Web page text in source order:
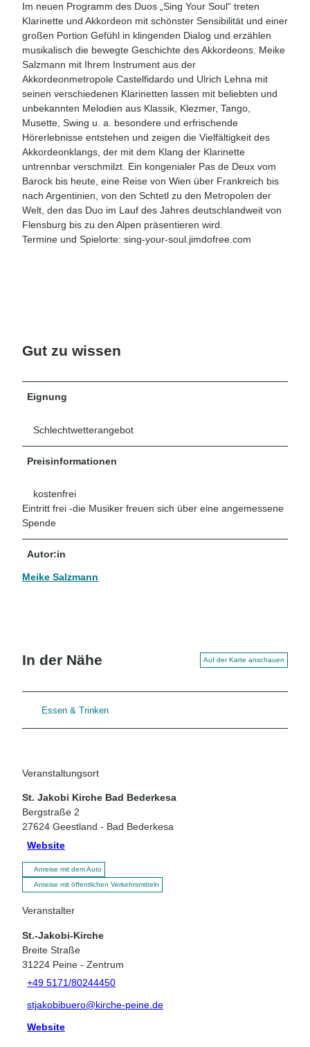
Im neuen Programm des Duos „Sing Your Soul“ treten
Klarinette und Akkordeon mit schönster Sensibilität und einer
großen Portion Gefühl in klingenden Dialog und erzählen
musikalisch die bewegte Geschichte des Akkordeons. Meike
Salzmann mit Ihrem Instrument aus der
Akkordeonmetropole Castelfidardo und Ulrich Lehna mit
seinen verschiedenen Klarinetten lassen mit beliebten und
unbekannten Melodien aus Klassik, Klezmer, Tango,
Musette, Swing u. a. besondere und erfrischende
Hörerlebnisse entstehen und zeigen die Vielfältigkeit des
Akkordeonklangs, der mit dem Klang der Klarinette
untrennbar verschmilzt. Ein kongenialer Pas de Deux vom
Barock bis heute, eine Reise von Wien über Frankreich bis
nach Argentinien, von den Schtetl zu den Metropolen der
Welt, den das Duo im Lauf des Jahres deutschlandweit von
Flensburg bis zu den Alpen präsentieren wird.
Termine und Spielorte: sing-your-soul.jimdofree.com
Gut zu wissen
Eignung
Schlechtwetterangebot
Preisinformationen
kostenfrei
Eintritt frei -die Musiker freuen sich über eine angemessene
Spende
Autor:in
Meike Salzmann
In der Nähe Auf der Karte anschauen
Essen & Trinken
Veranstaltungsort
St. Jakobi Kirche Bad Bederkesa
Bergstraße 2
27624 Geestland - Bad Bederkesa
Website
Anreise mit dem Auto
Anreise mit öffentlichen Verkehrsmitteln
Veranstalter
St.-Jakobi-Kirche
Breite Straße
31224 Peine - Zentrum
+49 5171/80244450
stjakobibuero@kirche-peine.de
Website